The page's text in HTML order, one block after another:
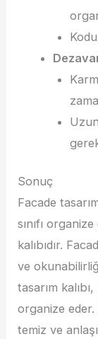
Sonuç
Facade
sınıfı
kalıbıdır.
ve
tasarım
organize eder.
temiz ve